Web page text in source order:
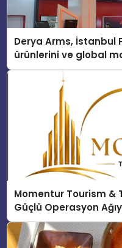
Derya Arms, İstanbul
ürünlerini ve global
Momentur Tourism &
Güçlü Operasyon